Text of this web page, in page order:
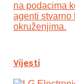
na podacima
agenti stvarno
okruženjima.
Vijesti